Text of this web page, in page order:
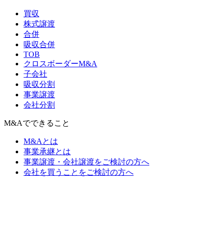
買収
株式譲渡
合併
吸収合併
TOB
クロスボーダーM&A
子会社
吸収分割
事業譲渡
会社分割
M&Aでできること
M&Aとは
事業承継とは
事業譲渡・会社譲渡をご検討の方へ
会社を買うことをご検討の方へ